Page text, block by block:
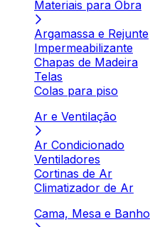
Materiais para Obra
Argamassa e Rejunte
Impermeabilizante
Chapas de Madeira
Telas
Colas para piso
Ar e Ventilação
Ar Condicionado
Ventiladores
Cortinas de Ar
Climatizador de Ar
Cama, Mesa e Banho